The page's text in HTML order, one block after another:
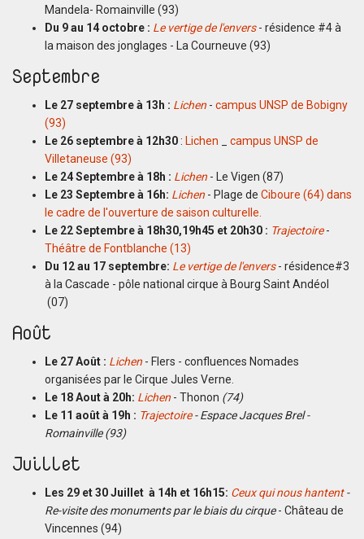
Mandela- Romainville (93)
Du 9 au 14 octobre : Le vertige de l'envers- résidence #4 à
la maison des jonglages - La Courneuve (93)
Septembre
Le 27 septembre à 13h : Lichen - campus UNSP de Bobigny
(93)
Le 26 septembre à 12h30: Lichen
campus UNSP de
Villetaneuse (93)
Le 24 Septembre à 18h : Lichen - Le Vigen (87)
Le 23 Septembre à 16h: Lichen - Plage de Ciboure (64) dans
le cadre de l'ouverture de saison culturelle.
Le 22 Septembre à 18h30,19h45 et 20h30 : Trajectoire-
Théâtre de Fontblanche (13)
Du 12 au 17 septembre: Le vertige de l'envers- résidence#3
à la Cascade - pôle national cirque à Bourg Saint Andéol
(07)
Août
Le 27 Août : Lichen - Flers - confluences Nomades
organisées par le Cirque Jules Verne.
Le 18 Aout à 20h: Lichen - Thonon (74)
Le 11 août à 19h : Trajectoire- Espace Jacques Brel -
Romainville (93)
Juillet
Les 29 et 30 Juillet à 14h et 16h15: Ceux qui nous hantent-
Re-visite des monuments par le biais du cirque- Château de
Vincennes (94)